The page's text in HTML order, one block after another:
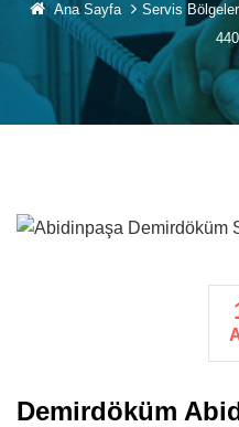
Ana Sayfa Servis
Demirdöküm